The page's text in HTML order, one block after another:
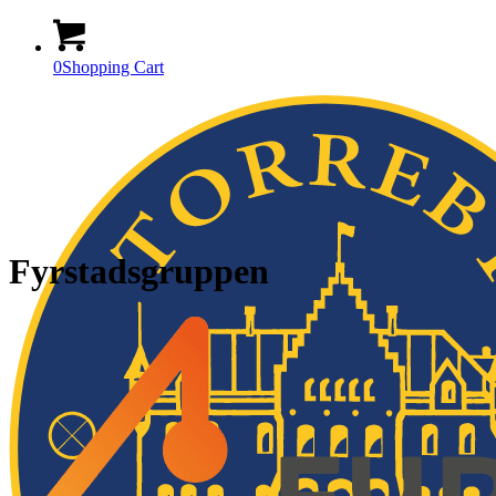
0Shopping Cart
Fyrstadsgruppen